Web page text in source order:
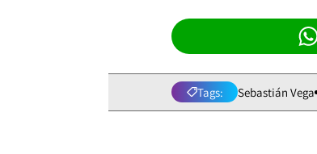
Tags: Sebastián Vega